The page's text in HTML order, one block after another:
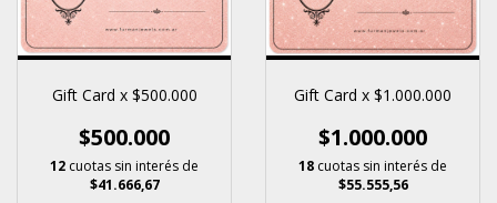
Gift Card x $500.000
$500.000
12 cuotas sin interés de
$41.666,67
Gift Card x $1.000.000
$1.000.000
18 cuotas sin interés de
$55.555,56